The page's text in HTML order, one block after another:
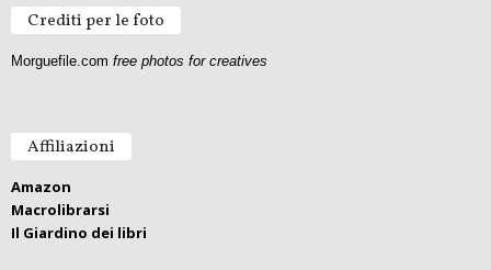
Crediti per le foto
Morguefile.com free photos for creatives
Affiliazioni
Amazon
Macrolibrarsi
Il Giardino dei libri